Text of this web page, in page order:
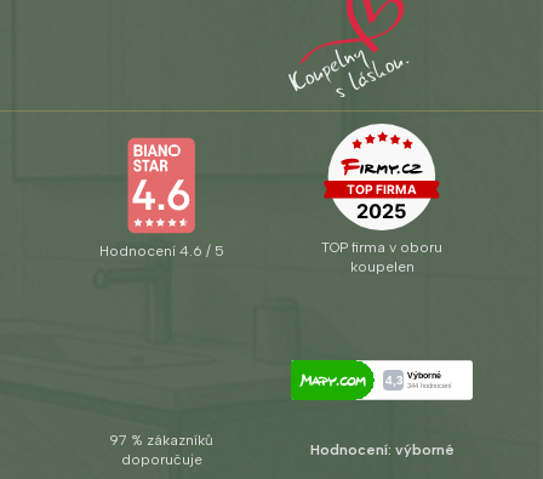
Hodnocení 4.6 / 5
TOP firma v oboru
koupelen
97 % zákazníků
doporučuje
Hodnocení: výborné